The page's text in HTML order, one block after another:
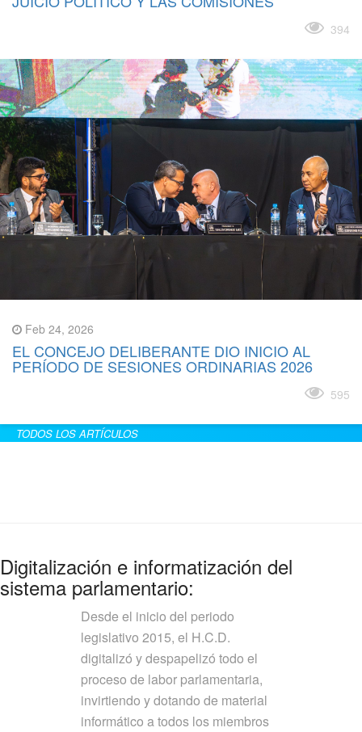
394
Feb 24, 2026
EL CONCEJO DELIBERANTE DIO INICIO AL
PERÍODO DE SESIONES ORDINARIAS 2026
595
TODOS LOS ARTÍCULOS
Digitalización e informatización del
sistema parlamentario:
Desde el inicio del periodo
legislativo 2015, el H.C.D.
digitalizó y despapelizó todo el
proceso de labor parlamentaria,
invirtiendo y dotando de material
informático a todos los miembros